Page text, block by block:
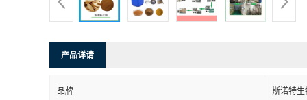
产品详请
品牌 斯诺特生